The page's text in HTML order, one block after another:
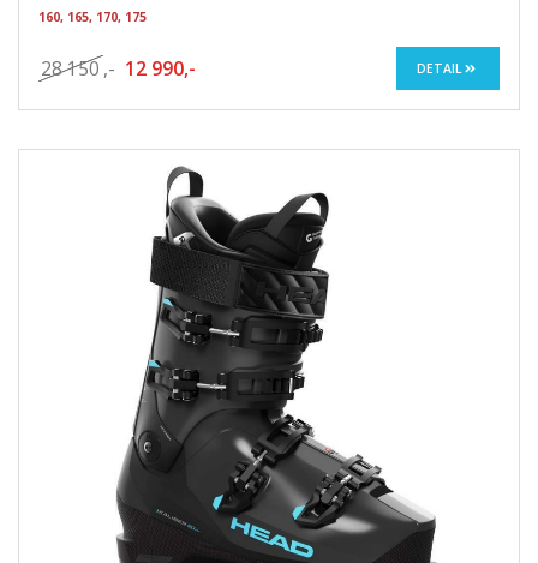
160, 165, 170, 175
28 150 ,- 12 990,- DETAIL